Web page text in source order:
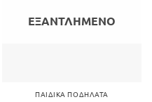
ΕΞΑΝΤΛΗΜΈΝΟ
ΠΑΙΔΙΚΆ ΠΟΔΉΛΑΤΑ